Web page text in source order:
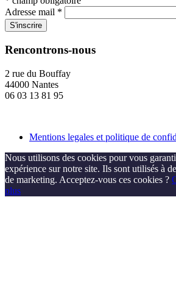
Adresse mail *
Rencontrons-nous
2 rue du Bouffay
44000 Nantes
06 03 13 81 95
Mentions legales et politique de
Nous utilisons des cookies pour vous
expérience sur notre site. Ils sont utilisés à
de marketing. Acceptez-vous ces cookies ?
plus